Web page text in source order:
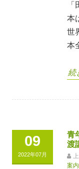
本
世
本
続
09
2022年07月
青
渡
案内